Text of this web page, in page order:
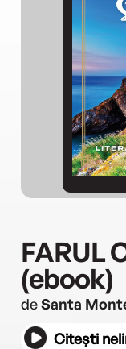
FARUL
(ebook)
deSanta
Citești